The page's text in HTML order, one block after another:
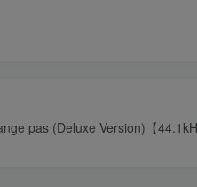
pas (Deluxe Version)【